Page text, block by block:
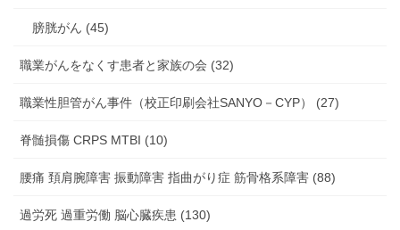
膀胱がん (45)
職業がんをなくす患者と家族の会 (32)
職業性胆管がん事件（校正印刷会社SANYO－CYP） (27)
脊髄損傷 CRPS MTBI (10)
腰痛 頚肩腕障害 振動障害 指曲がり症 筋骨格系障害 (88)
過労死 過重労働 脳心臓疾患 (130)